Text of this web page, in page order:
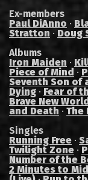
Ex-members
Paul DiAnno ·
Stratton · Doug
Albums
Iron Maiden ·
Piece of Mind ·
Seventh Son of
Dying · Fear of
Brave New
and Death · The
Singles
Running Free ·
Twilight Zone ·
Number of the
2 Minutes to